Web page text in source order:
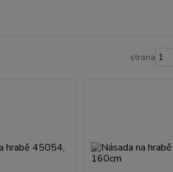
strana